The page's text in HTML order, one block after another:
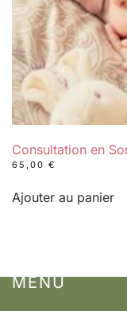
Consultation en
65,00 €
Ajouter au panier
MENÚ